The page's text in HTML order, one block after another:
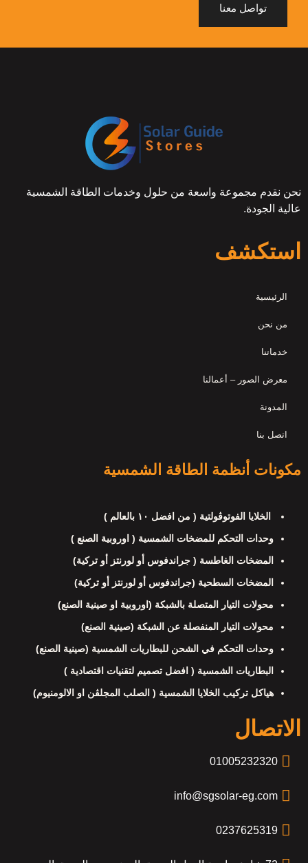
تواصل معنا
نحن نقدم مجموعة واسعة من حلول وخدمات الطاقة الشمسية
عالية الجودة.
استكشف
الرئيسية
من نحن
خدماتنا
معرض الصور – أعمالنا
المدونة
اتصل بنا
مكونات أنظمة الطاقة الشمسية
الخلايا الفوتوڤولتية ( من افضل ١٠ بالعالم )
وحدات التحكم للمضخات الشمسية ( اوروبية الصنع )
المضخات الغاطسة ( جراندفوس أو لورنتز أو تركية)
المضخات السطحية (جراندفوس أو لورنتز أو تركية)
محولات التيار المتصلة بالشبكة (اوروبية او صينية الصنع)
محولات التيار المنفصلة عن الشبكة (صينية الصنع)
وحدات التحكم في الشحن للبطاريات الشمسية (صينية الصنع)
البطاريات الشمسية ( افضل تصميم لتقنيات اقتصادية )
هياكل تركيب الخلايا الشمسية ( الصلب المجلڤن او الالومنيوم)
الاتصال
01005232320
info@sgsolar-eg.com
0237625319